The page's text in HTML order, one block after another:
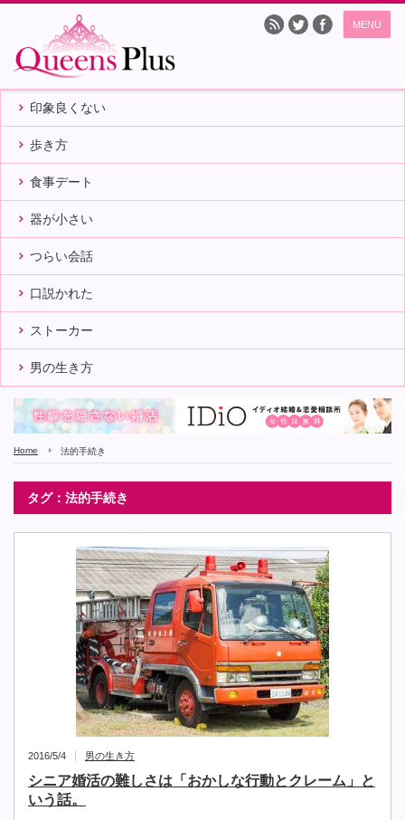
MENU
印象良くない
歩き方
食事デート
器が小さい
つらい会話
口説かれた
ストーカー
男の生き方
Home 法的手続き
タグ：法的手続き
2016/5/4 男の生き方
シニア婚活の難しさは「おかしな行動とクレーム」と
いう話。